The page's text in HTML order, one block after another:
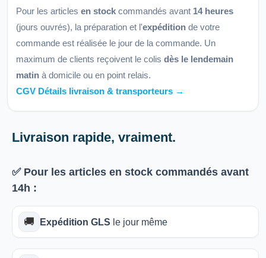
Pour les articles en stock commandés avant 14 heures
(jours ouvrés), la préparation et l'expédition de votre
commande est réalisée le jour de la commande. Un
maximum de clients reçoivent le colis dès le lendemain
matin à domicile ou en point relais.
CGV Détails livraison & transporteurs →
Livraison rapide, vraiment.
✅ Pour les articles en stock commandés avant
14h :
🚚 Expédition GLS le jour même